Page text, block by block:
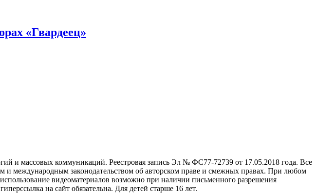
«Гвардеец»
и массовых коммуникаций. Реестровая запись Эл № ФС77-72739 от 17.05.2018 года. Все
международным законодательством об авторском праве и смежных правах. При любом
видеоматериалов возможно при наличии письменного разрешения
на сайт обязательна. Для детей старше 16 лет.